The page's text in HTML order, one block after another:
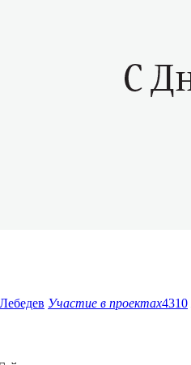
Участие в проектах4310